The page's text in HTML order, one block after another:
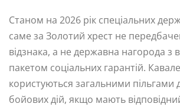
Станом на 2026 рік спеціальних
саме за Золотий хрест не
відзнака, а не державна нагорода з
пакетом соціальних гарантій.
користуються загальними пільгами
бойових дій, якщо мають